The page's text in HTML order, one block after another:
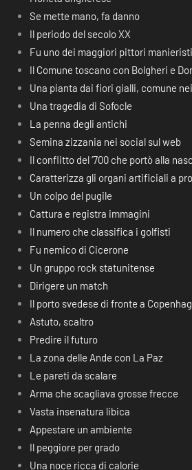
Se mette mano, fa danno
Il periodo del secolo XX
Fu uno dei maggiori pittori
Il Comune toscano con Bolgheri e
Una pianta dai fiori gialli, comune
Una tragedia di Sofocle
La penna degli antichi
Semina zizzania nei social sul web
Il conflitto del ‘700 che portò alla
Caratterizza gli organi artificiali a
Un colpo del pugile
Cattura e registra immagini
Il numero che classifica i golfisti
Fu nemico di Cicerone
Un gruppo rock statunitense
Dirigere un match
Il porto svedese di fronte a
Astuto, scaltro
Predire il futuro
La zona delle Ande con La Paz
Le pareti da scalare
Arma che scagliava grosse frecce
Vasta insenatura libica
Appestare un ambiente
Il peggiore per grado
Una noce ricca di calorie